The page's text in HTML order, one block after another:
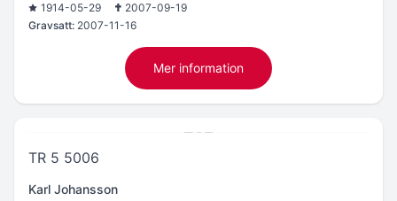
1914-05-29
2007-09-19
Gravsatt: 2007-11-16
Mer information
TR 5 5006
Karl Johansson